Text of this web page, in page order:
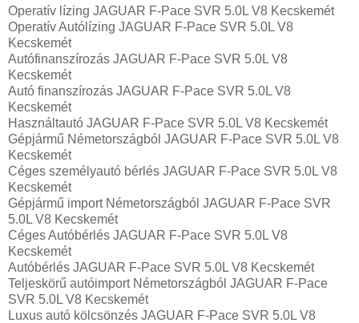
Operatív lízing JAGUAR F-Pace SVR 5.0L V8 Kecskemét
Operatív Autólízing JAGUAR F-Pace SVR 5.0L V8
Kecskemét
Autófinanszírozás JAGUAR F-Pace SVR 5.0L V8
Kecskemét
Autó finanszírozás JAGUAR F-Pace SVR 5.0L V8
Kecskemét
Használtautó JAGUAR F-Pace SVR 5.0L V8 Kecskemét
Gépjármű Németországból JAGUAR F-Pace SVR 5.0L V8
Kecskemét
Céges személyautó bérlés JAGUAR F-Pace SVR 5.0L V8
Kecskemét
Gépjármű import Németországból JAGUAR F-Pace SVR
5.0L V8 Kecskemét
Céges Autóbérlés JAGUAR F-Pace SVR 5.0L V8
Kecskemét
Autóbérlés JAGUAR F-Pace SVR 5.0L V8 Kecskemét
Teljeskörű autóimport Németországból JAGUAR F-Pace
SVR 5.0L V8 Kecskemét
Luxus autó kölcsönzés JAGUAR F-Pace SVR 5.0L V8